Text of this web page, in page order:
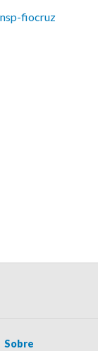
fiocruz
Sobre